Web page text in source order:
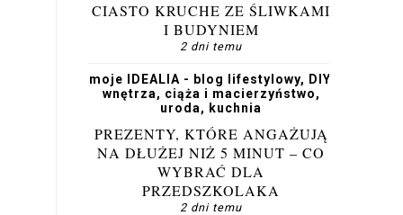
CIASTO KRUCHE ZE ŚLIWKAMI
I BUDYNIEM
2 dni temu
moje IDEALIA - blog lifestylowy, DIY,
wnętrza, ciąża i macierzyństwo,
uroda, kuchnia
PREZENTY, KTÓRE ANGAŻUJĄ
NA DŁUŻEJ NIŻ 5 MINUT – CO
WYBRAĆ DLA
PRZEDSZKOLAKA
2 dni temu